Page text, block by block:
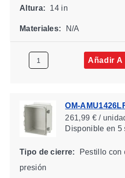
Altura: 14 in
Materiales: N/A
Añadir A
OM-
261,99 € /
Disponibleen 5
Tipo de cierre:
Pestillo con
presión